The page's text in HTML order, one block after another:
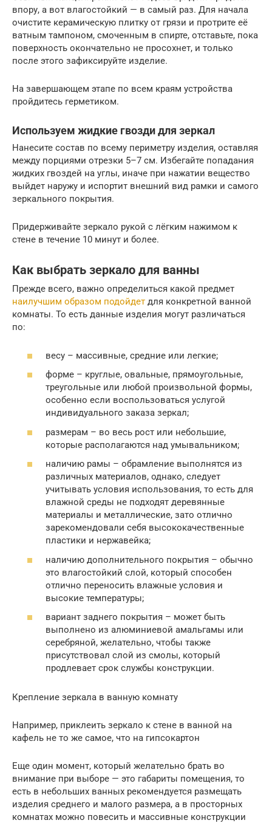
впору, а вот влагостойкий — в самый раз. Для начала
очистите керамическую плитку от грязи и протрите её
ватным тампоном, смоченным в спирте, отставьте, пока
поверхность окончательно не просохнет, и только
после этого зафиксируйте изделие.
На завершающем этапе по всем краям устройства
пройдитесь герметиком.
Используем жидкие гвозди для зеркал
Нанесите состав по всему периметру изделия, оставляя
между порциями отрезки 5–7 см. Избегайте попадания
жидких гвоздей на углы, иначе при нажатии вещество
выйдет наружу и испортит внешний вид рамки и самого
зеркального покрытия.
Придерживайте зеркало рукой с лёгким нажимом к
стене в течение 10 минут и более.
Как выбрать зеркало для ванны
Прежде всего, важно определиться какой предмет
наилучшим образом подойдет для конкретной ванной
комнаты. То есть данные изделия могут различаться
по:
весу – массивные, средние или легкие;
форме – круглые, овальные, прямоугольные,
треугольные или любой произвольной формы,
особенно если воспользоваться услугой
индивидуального заказа зеркал;
размерам – во весь рост или небольшие,
которые располагаются над умывальником;
наличию рамы – обрамление выполнятся из
различных материалов, однако, следует
учитывать условия использования, то есть для
влажной среды не подходят деревянные
материалы и металлические, зато отлично
зарекомендовали себя высококачественные
пластики и нержавейка;
наличию дополнительного покрытия – обычно
это влагостойкий слой, который способен
отлично переносить влажные условия и
высокие температуры;
вариант заднего покрытия – может быть
выполнено из алюминиевой амальгамы или
серебряной, желательно, чтобы также
присутствовал слой из смолы, который
продлевает срок службы конструкции.
Крепление зеркала в ванную комнату
Например, приклеить зеркало к стене в ванной на
кафель не то же самое, что на гипсокартон
Еще один момент, который желательно брать во
внимание при выборе — это габариты помещения, то
есть в небольших ванных рекомендуется размещать
изделия среднего и малого размера, а в просторных
комнатах можно повесить и массивные конструкции